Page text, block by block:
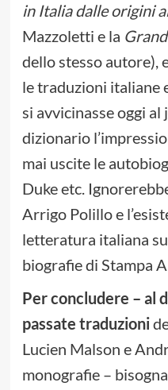
in Italia dalle origini
Mazzoletti e la
dello stesso autore),
le traduzioni italiane
si avvicinasse oggi al
dizionario
mai uscite le
Duke etc.
Arrigo Polillo e
letteratura italiana
biografie di Stampa
Per concludere – al
passate traduzioni
Lucien Malson e
monografie –